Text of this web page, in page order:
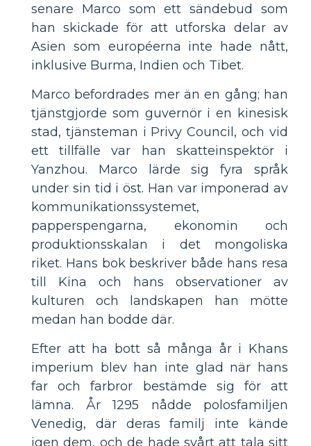
senare Marco som ett sändebud som
han skickade för att utforska delar av
Asien som européerna inte hade nått,
inklusive Burma, Indien och Tibet.
Marco befordrades mer än en gång; han
tjänstgjorde som guvernör i en kinesisk
stad, tjänsteman i Privy Council, och vid
ett tillfälle var han skatteinspektör i
Yanzhou. Marco lärde sig fyra språk
under sin tid i öst. Han var imponerad av
kommunikationssystemet,
papperspengarna, ekonomin och
produktionsskalan i det mongoliska
riket. Hans bok beskriver både hans resa
till Kina och hans observationer av
kulturen och landskapen han mötte
medan han bodde där.
Efter att ha bott så många år i Khans
imperium blev han inte glad när hans
far och farbror bestämde sig för att
lämna. År 1295 nådde polosfamiljen
Venedig, där deras familj inte kände
igen dem, och de hade svårt att tala sitt